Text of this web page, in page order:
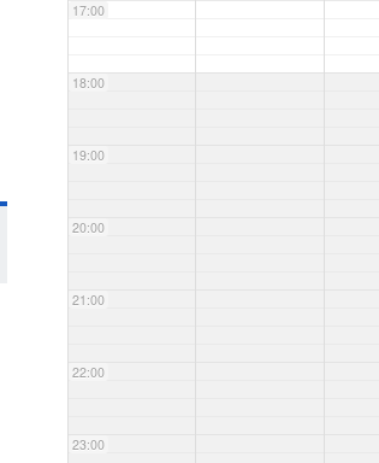
17:00
18:00
19:00
20:00
21:00
22:00
23:00